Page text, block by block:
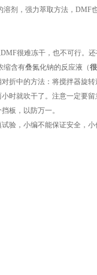
溶剂，强力萃取方法，DMF
很难冻干，也不可行。
含有叠氮化钠的反应液（
折中的方法：将搅拌器旋转
时就吹干了。注意一定要留
板，以防万一。
验，小编不能保证安全，小